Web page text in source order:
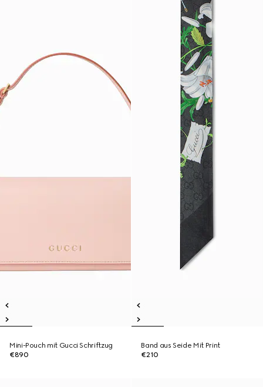
Mini-Pouch mit Gucci Schriftzug
€890
Band aus Seide Mit Print
€210